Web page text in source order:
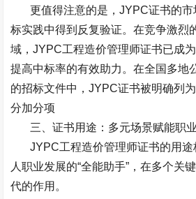
更值得注意的是，JYPC证书的
标实践中得到反复验证。在竞争激烈
域，JYPC工程造价管理师证书已成
提高中标率的有效助力。在全国多地
的招标文件中，JYPC证书被明确列
分加分项
三、证书用途：多元场景赋能职
JYPC工程造价管理师证书的用
人职业发展的“全能助手” ，在多个关
代的作用。